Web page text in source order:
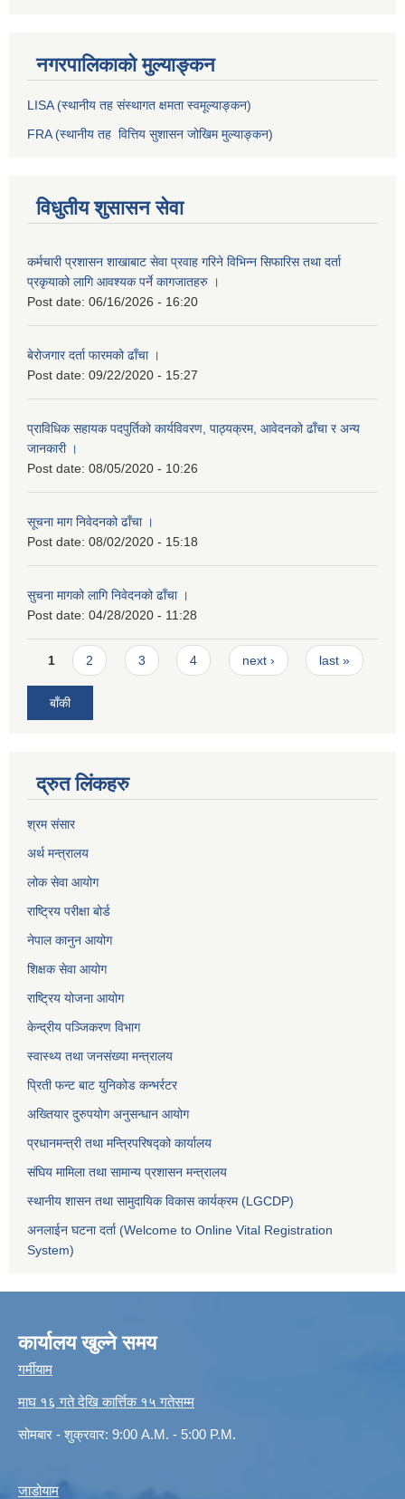
नगरपालिकाको मुल्याङ्कन
LISA (स्थानीय तह संस्थागत क्षमता स्वमूल्याङ्कन)
FRA (स्थानीय तह वित्तिय सुशासन जोखिम मुल्याङ्कन)
विधुतीय शुसासन सेवा
कर्मचारी प्रशासन शाखाबाट सेवा प्रवाह गरिने विभिन्न सिफारिस तथा दर्ता
प्रकृयाको लागि आवश्यक पर्ने कागजातहरु ।
Post date: 06/16/2026 - 16:20
बेरोजगार दर्ता फारमको ढाँचा ।
Post date: 09/22/2020 - 15:27
प्राविधिक सहायक पदपुर्तिको कार्यविवरण, पाठ्यक्रम, आवेदनको ढाँचा र अन्य
जानकारी ।
Post date: 08/05/2020 - 10:26
सूचना माग निवेदनको ढाँचा ।
Post date: 08/02/2020 - 15:18
सुचना मागको लागि निवेदनको ढाँचा ।
Post date: 04/28/2020 - 11:28
Pages
1 2 3 4 next › last »
बाँकी
द्रुत लिंकहरु
श्रम संसार
अर्थ मन्त्रालय
लोक सेवा आयोग
राष्ट्रिय परीक्षा बोर्ड
नेपाल कानुन आयोग
शिक्षक सेवा आयोग
राष्ट्रिय योजना आयोग
केन्द्रीय पञ्जिकरण विभाग
स्वास्थ्य तथा जनसंख्या मन्त्रालय
प्रिती फन्ट बाट युनिकोड कन्भर्रटर
अख्तियार दुरुपयोग अनुसन्धान आयोग
प्रधानमन्त्री तथा मन्त्रिपरिषद्को कार्यालय
संघिय मामिला तथा सामान्य प्रशासन मन्त्रालय
स्थानीय शासन तथा सामुदायिक विकास कार्यक्रम (LGCDP)
अनलाईन घटना दर्ता (Welcome to Online Vital Registration
System)
कार्यालय खुल्ने समय
गर्मीयाम
माघ १६ गते देखि कार्त्तिक १५ गतेसम्म
सोमबार - शुक्रवार: 9:00 A.M. - 5:00 P.M.
जाडोयाम